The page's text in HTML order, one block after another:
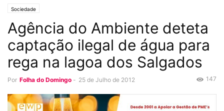
Sociedade
Agência do Ambiente deteta
captação ilegal de água para
rega na lagoa dos Salgados
Por Folha do Domingo - 25 de Julho de 2012 147